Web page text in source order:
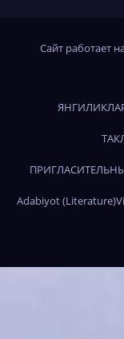
Сайт работает
Adabiyot (Literature)